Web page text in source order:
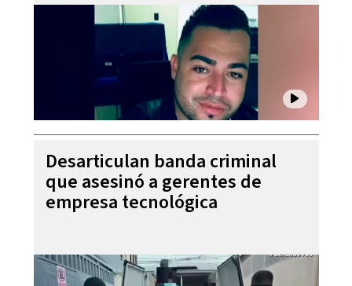
Desarticulan banda criminal
que asesinó a gerentes de
empresa tecnológica